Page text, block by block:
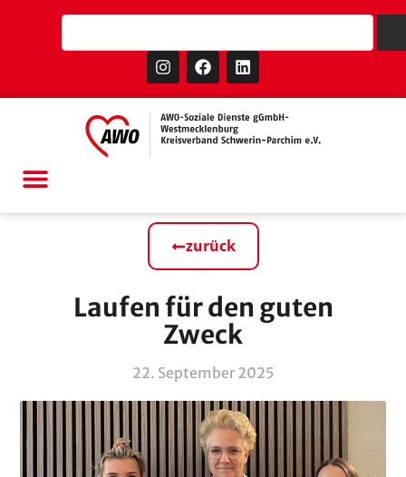
zurück
Laufen für den guten
Zweck
22. September 2025